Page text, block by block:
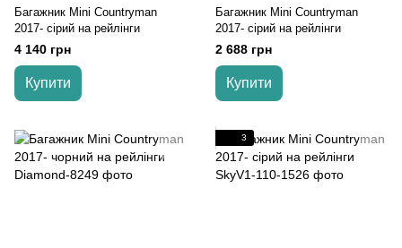
Багажник Mini Countryman
2017- cірий на рейлінги
4 140 грн
Купити
Багажник Mini Countryman
2017- cірий на рейлінги
2 688 грн
Купити
3